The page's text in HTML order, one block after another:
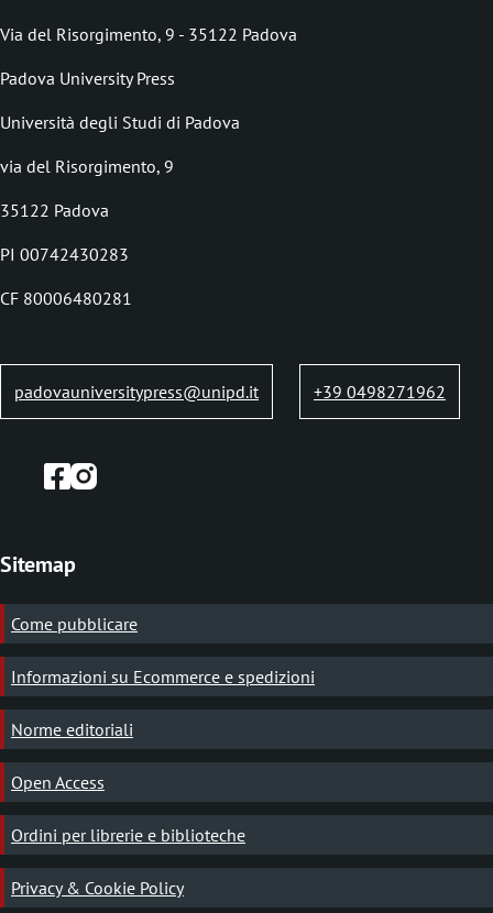
c
i
o
l
e
d
p
n
e
Via del Risorgimento, 9 - 35122 Padova
Padova University Press
Università degli Studi di Padova
via del Risorgimento, 9
35122 Padova
PI 00742430283
CF 80006480281
padovauniversitypress@unipd.it +39 0498271962
Sitemap
Come pubblicare
Informazioni su Ecommerce e spedizioni
Norme editoriali
Open Access
Ordini per librerie e biblioteche
Privacy & Cookie Policy